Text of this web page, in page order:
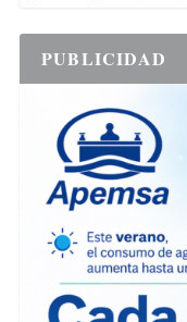
PUBLICIDAD